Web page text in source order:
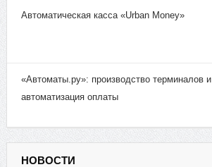
Автоматическая касса «Urban Money»
«Автоматы.ру»: производство терминалов и
автоматизация оплаты
НОВОСТИ